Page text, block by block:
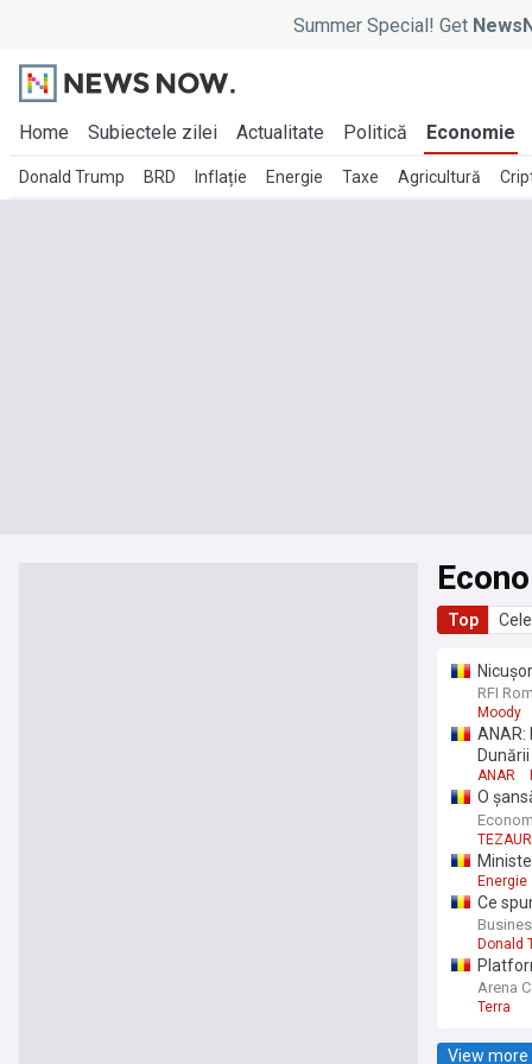
Summer Special! Get
Home Subiectele zilei Actualitate Politică Economie
Donald Trump BRD Inflație Energie Taxe Agricultură
Top
a-şi
RFI
Moody
ANAR:
ANAR
O
ediție
TEZAUR
Energie
Ce
Donald
Arena
Terra
View more